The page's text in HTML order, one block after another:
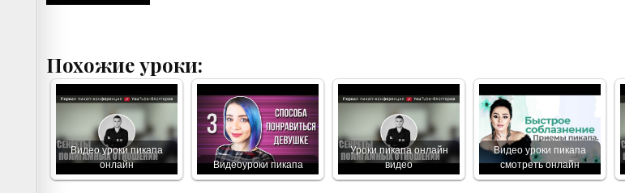
Похожие уроки:
Видео уроки пикапа
онлайн
Видеоуроки пикапа
Уроки пикапа онлайн
видео
Видео уроки пикапа
смотреть онлайн